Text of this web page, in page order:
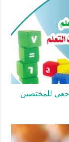
للمختصين